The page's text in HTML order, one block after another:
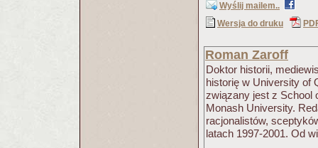
Wyślij mailem..
Wersja do druku
Roman Zaroff
Doktor historii,
historię w University of
związany jest z School
Monash University.
racjonalistów,
latach 1997-2001. Od